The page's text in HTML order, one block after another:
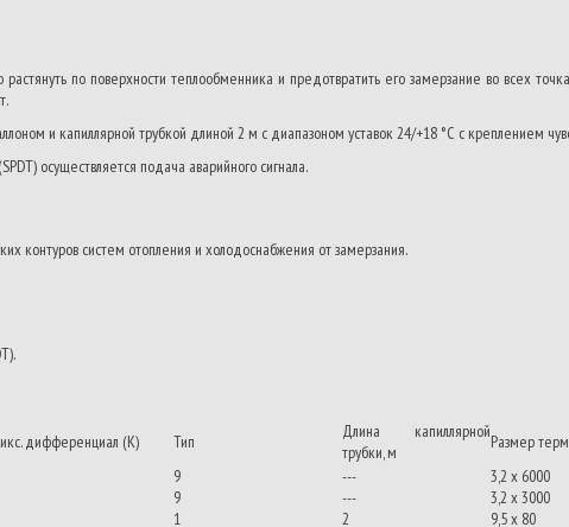
по поверхности теплообменника и предотвратить его замерзание во всех
и капиллярной трубкой длиной 2 м с диапазоном уставок 24/+18 °С с креплением
осуществляется подача аварийного сигнала.
контуров систем отопления и холодоснабжения от замерзания.
дифференциал (К) Тип
Длина капиллярной
трубки, м
Размер
9 ---
3,2 x 6000
9 --- 3,2 x 3000
1 2 9,5 x 80